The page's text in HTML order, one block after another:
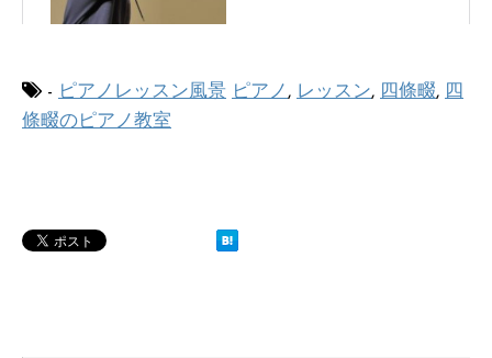
- ピアノレッスン風景 ピアノ , レッスン, 四條畷, 四
條畷のピアノ教室